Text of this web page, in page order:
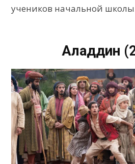
учеников начальной
Аладдин